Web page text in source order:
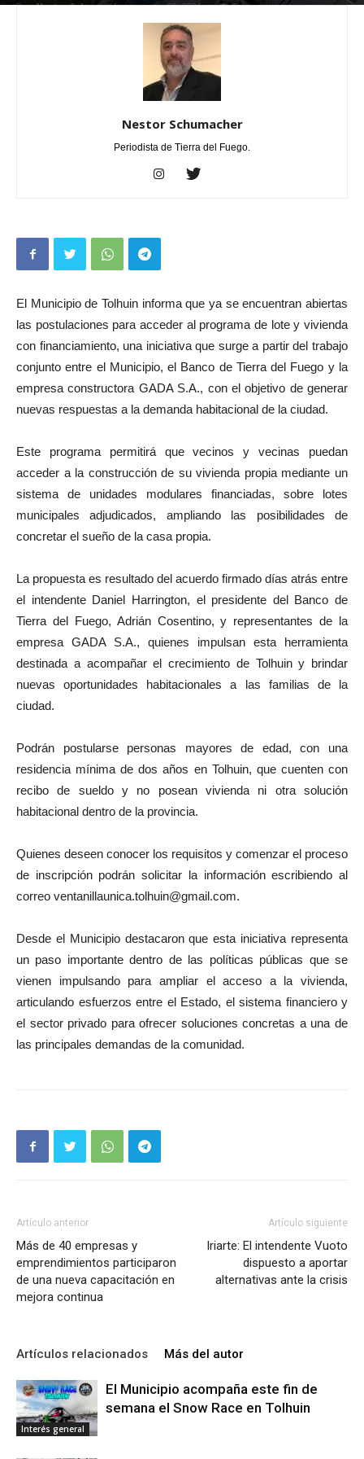
Por Nestor Schumacher - junio 29, 2026 0
Nestor Schumacher
Periodista de Tierra del Fuego.
El Municipio de Tolhuin informa que ya se encuentran abiertas
las postulaciones para acceder al programa de lote y vivienda
con financiamiento, una iniciativa que surge a partir del trabajo
conjunto entre el Municipio, el Banco de Tierra del Fuego y la
empresa constructora GADA S.A., con el objetivo de generar
nuevas respuestas a la demanda habitacional de la ciudad.
Este programa permitirá que vecinos y vecinas puedan
acceder a la construcción de su vivienda propia mediante un
sistema de unidades modulares financiadas, sobre lotes
municipales adjudicados, ampliando las posibilidades de
concretar el sueño de la casa propia.
La propuesta es resultado del acuerdo firmado días atrás entre
el intendente Daniel Harrington, el presidente del Banco de
Tierra del Fuego, Adrián Cosentino, y representantes de la
empresa GADA S.A., quienes impulsan esta herramienta
destinada a acompañar el crecimiento de Tolhuin y brindar
nuevas oportunidades habitacionales a las familias de la
ciudad.
Podrán postularse personas mayores de edad, con una
residencia mínima de dos años en Tolhuin, que cuenten con
recibo de sueldo y no posean vivienda ni otra solución
habitacional dentro de la provincia.
Quienes deseen conocer los requisitos y comenzar el proceso
de inscripción podrán solicitar la información escribiendo al
correo ventanillaunica.tolhuin@gmail.com.
Desde el Municipio destacaron que esta iniciativa representa
un paso importante dentro de las políticas públicas que se
vienen impulsando para ampliar el acceso a la vivienda,
articulando esfuerzos entre el Estado, el sistema financiero y
el sector privado para ofrecer soluciones concretas a una de
las principales demandas de la comunidad.
Artículo anterior
Más de 40 empresas y
emprendimientos participaron
de una nueva capacitación en
mejora continua
Artículo siguiente
Iriarte: El intendente Vuoto
dispuesto a aportar
alternativas ante la crisis
Artículos relacionados Más del autor
Interés general
El Municipio acompaña este fin de
semana el Snow Race en Tolhuin